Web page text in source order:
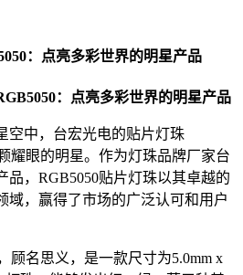
：点亮多彩世界的明星产品
：点亮多彩世界的明星产品
空中，台宏光电的贴片灯珠
耀眼的明星。作为灯珠品牌厂家台
品，RGB5050贴片灯珠以其卓越的
域，赢得了市场的广泛认可和用户
顾名思义，是一款尺寸为5.0mm x